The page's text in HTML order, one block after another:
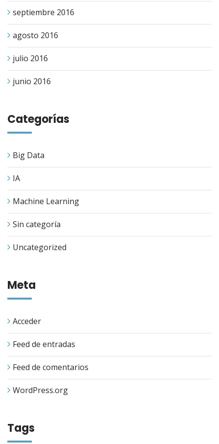
septiembre 2016
agosto 2016
julio 2016
junio 2016
Categorías
Big Data
IA
Machine Learning
Sin categoría
Uncategorized
Meta
Acceder
Feed de entradas
Feed de comentarios
WordPress.org
Tags